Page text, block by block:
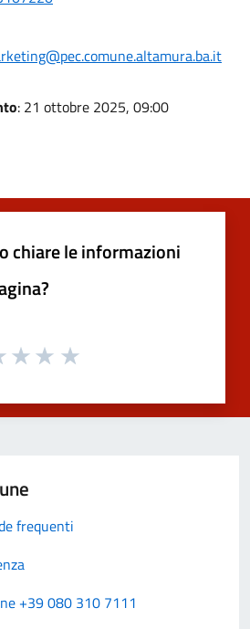
: 21 ottobre 2025, 09:00
chiare le informazioni
frequenti
+39 080 310 7111